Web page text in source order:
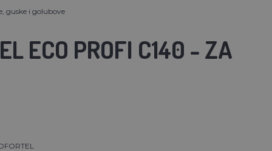
guske i golubove
ECO PROFI C140 - ZA